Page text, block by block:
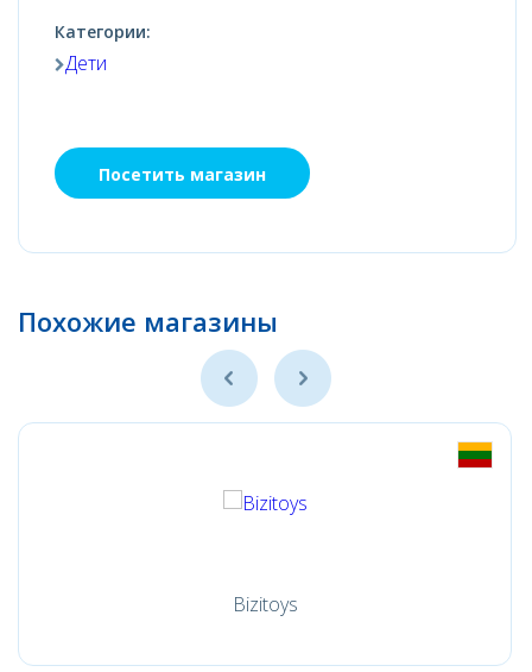
Категории:
Дети
Посетить магазин
Похожие магазины
Bizitoys